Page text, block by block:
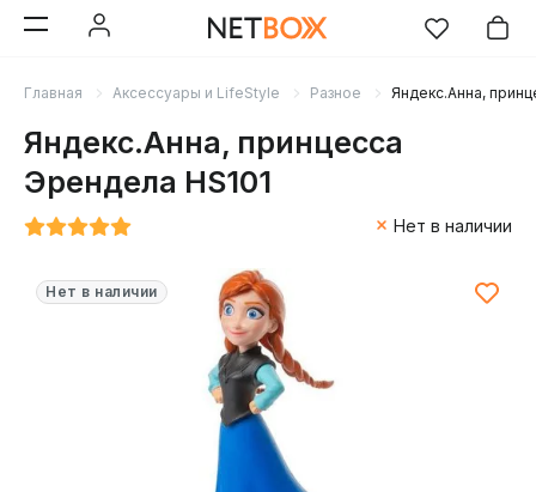
Главная Аксессуары и LifeStyle Разное Яндекс.Анна,
Яндекс.Анна, принцесса
Эрендела HS101
Нет в наличии
Нет в наличии